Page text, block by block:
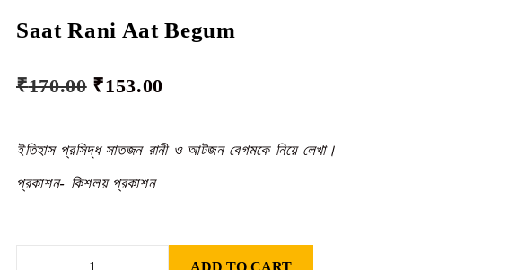
Saat Rani Aat Begum
₹170.00 ₹153.00
ইতিহাস প্রসিদ্ধ সাতজন রানী ও আটজন বেগমকে নিয়ে লেখা।
প্রকাশন- কিশলয় প্রকাশন
ADD TO CART